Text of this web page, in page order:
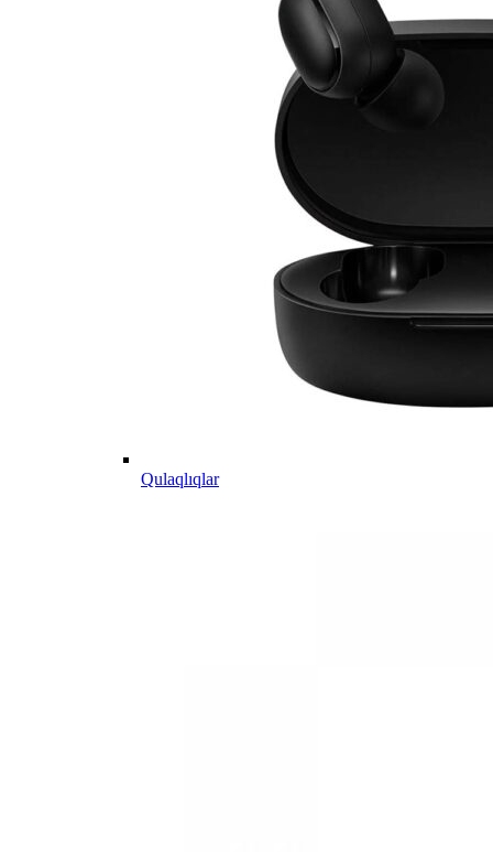
Qulaqlıqlar